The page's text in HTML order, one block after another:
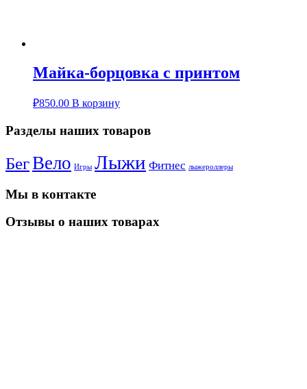
Майка-борцовка с принтом
₽850.00 В корзину
Разделы наших товаров
БегВело Игры Лыжи Фитнес лыжероллеры
Мы в контакте
Отзывы о наших товарах